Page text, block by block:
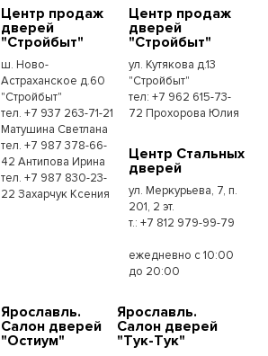
Центр продаж
дверей
"Стройбыт"
ш. Ново-
Астраханское д.60
"Стройбыт"
тел. +7 937 263-71-21
Матушина Светлана
тел. +7 987 378-66-
42 Антипова Ирина
тел. +7 987 830-23-
22 Захарчук Ксения
Центр продаж
дверей
"Стройбыт"
ул. Кутякова д.13
"Стройбыт"
тел: +7 962 615-73-
72 Прохорова Юлия
Центр Стальных
дверей
ул. Меркурьева, 7, п.
201, 2 эт.
т.: +7 812 979-99-79
ежедневно с 10:00
до 20:00
Ярославль.
Салон дверей
"Остиум"
Ярославль.
Салон дверей
"Тук-Тук"